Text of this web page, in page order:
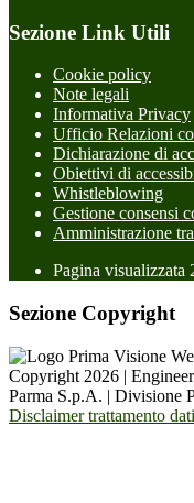
Sezione Link Utili
Cookie policy
Note legali
Informativa Privacy
Ufficio Relazioni
Dichiarazione di
Obiettivi di
Whistleblowing
Gestione consensi
Amministrazione
Pagina visualizzata
Sezione Copyright
Copyright 2026 |
Parma S.p.A. | Divisione
Disclaimer trattamento